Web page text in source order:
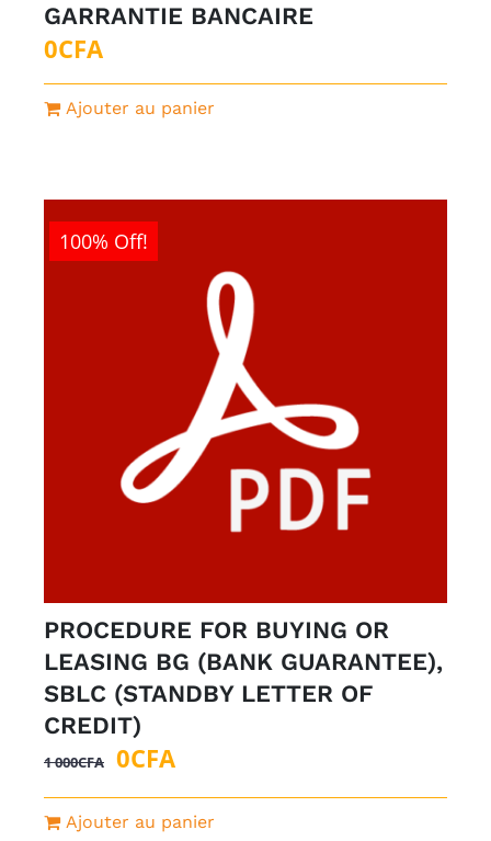
GARRANTIE BANCAIRE
0CFA
Ajouter au panier
100% Off!
PROCEDURE FOR BUYING OR
LEASING BG (BANK GUARANTEE),
SBLC (STANDBY LETTER OF
CREDIT)
1 000CFA
Le
prix
initial
0CFALe
prix
actuel
Ajouter au panier